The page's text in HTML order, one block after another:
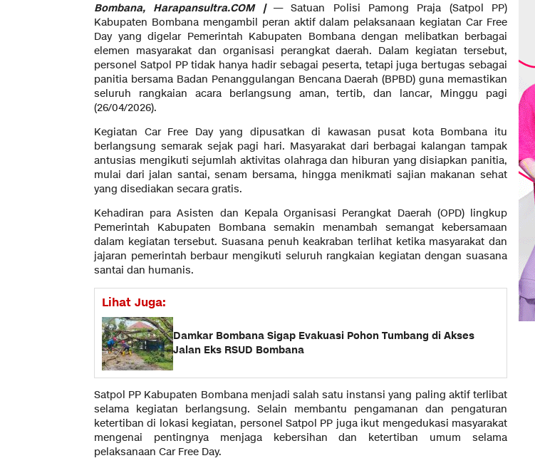
Bombana, Harapansultra.COM |— Satuan Polisi Pamong Praja (Satpol PP)
Kabupaten Bombana mengambil peran aktif dalam pelaksanaan kegiatan Car Free
Day yang digelar Pemerintah Kabupaten Bombana dengan melibatkan berbagai
elemen masyarakat dan organisasi perangkat daerah. Dalam kegiatan tersebut,
personel Satpol PP tidak hanya hadir sebagai peserta, tetapi juga bertugas sebagai
panitia bersama Badan Penanggulangan Bencana Daerah (BPBD) guna memastikan
seluruh rangkaian acara berlangsung aman, tertib, dan lancar, Minggu pagi
(26/04/2026).
Kegiatan Car Free Day yang dipusatkan di kawasan pusat kota Bombana itu
berlangsung semarak sejak pagi hari. Masyarakat dari berbagai kalangan tampak
antusias mengikuti sejumlah aktivitas olahraga dan hiburan yang disiapkan panitia,
mulai dari jalan santai, senam bersama, hingga menikmati sajian makanan sehat
yang disediakan secara gratis.
Kehadiran para Asisten dan Kepala Organisasi Perangkat Daerah (OPD) lingkup
Pemerintah Kabupaten Bombana semakin menambah semangat kebersamaan
dalam kegiatan tersebut. Suasana penuh keakraban terlihat ketika masyarakat dan
jajaran pemerintah berbaur mengikuti seluruh rangkaian kegiatan dengan suasana
santai dan humanis.
Lihat Juga:
Damkar Bombana Sigap Evakuasi Pohon Tumbang di Akses
Jalan Eks RSUD Bombana
Satpol PP Kabupaten Bombana menjadi salah satu instansi yang paling aktif terlibat
selama kegiatan berlangsung. Selain membantu pengamanan dan pengaturan
ketertiban di lokasi kegiatan, personel Satpol PP juga ikut mengedukasi masyarakat
mengenai pentingnya menjaga kebersihan dan ketertiban umum selama
pelaksanaan Car Free Day.